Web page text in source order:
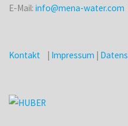
E-Mail:info@mena-water.com
Kontakt | Impressum |